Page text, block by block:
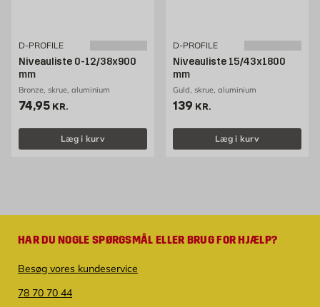
D-PROFILE
Niveauliste 0-12/38x900
mm
Bronze, skrue, aluminium
Pris 74.95 kr. /stk
74,95 KR.
Læg i kurv
D-PROFILE
Niveauliste 15/43x1800
mm
Guld, skrue, aluminium
Pris 139 kr. /stk
139 KR.
Læg i kurv
HAR DU NOGLE SPØRGSMÅL ELLER BRUG FOR HJÆLP?
Besøg vores kundeservice
78 70 70 44